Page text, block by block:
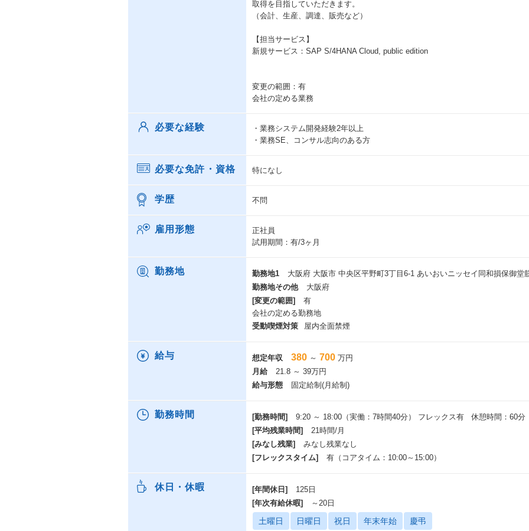
取得を目指していただきます。
（会計、生産、調達、販売など）
【担当サービス】
新規サービス：SAP S/4HANA Cloud, public edition
変更の範囲：有
会社の定める業務
必要な経験
・業務システム開発経験2年以上
・業務SE、コンサル志向のある方
必要な免許・資格 特になし
学歴 不問
雇用形態
正社員
試用期間：有/3ヶ月
勤務地 勤務地1
大阪府 大阪市 中央区平野町3丁目6-1 あいおいニッセイ同和損保御堂
勤務地その他
大阪府
[変更の範囲]
有
会社の定める勤務地
受動喫煙対策
屋内全面禁煙
給与 想定年収 380 ～ 700 万円
月給
21.8 ～ 39万円
給与形態
固定給制(月給制)
勤務時間 [勤務時間]
9:20 ～ 18:00（実働：7時間40分） フレックス有 休憩時間：60分
[平均残業時間]
21時間/月
[みなし残業]
みなし残業なし
[フレックスタイム]
有（コアタイム：10:00～15:00）
休日・休暇 [年間休日]
125日
[年次有給休暇]
～20日
土曜日 日曜日 祝日 年末年始 慶弔